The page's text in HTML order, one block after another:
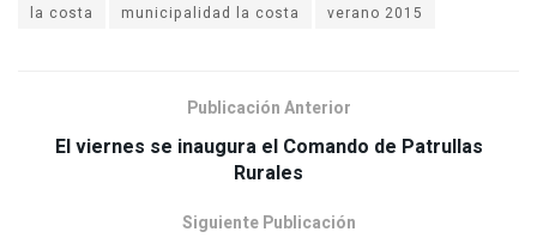
la costa
municipalidad la costa verano 2015
Publicación Anterior
El viernes se inaugura el Comando de Patrullas
Rurales
Siguiente Publicación